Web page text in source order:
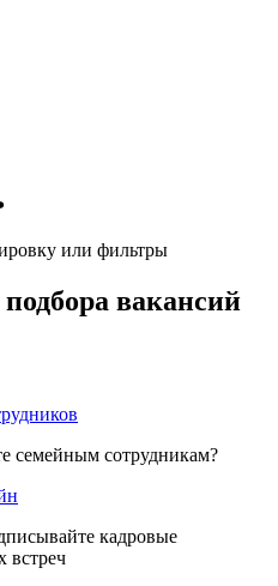
или фильтры
вакансий
семейным сотрудникам?
кадровые
встреч